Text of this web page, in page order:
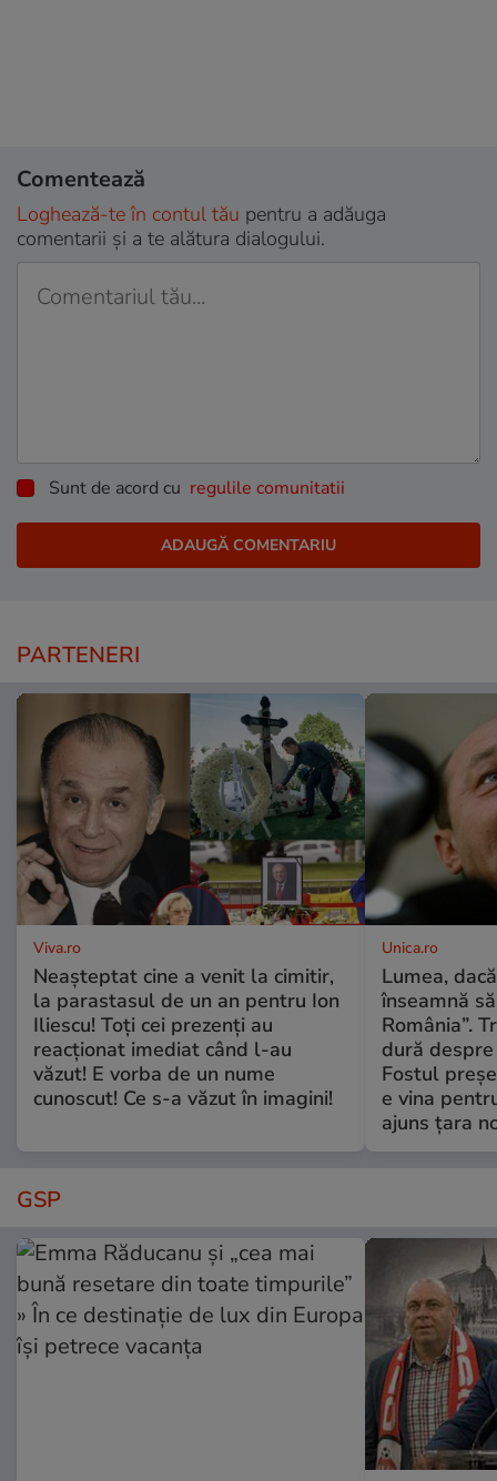
Comentează
Loghează-te în contul tău pentru a adăuga
comentarii și a te alătura dialogului.
Sunt de acord cu regulile comunitatii
PARTENERI
Viva.ro
Neașteptat cine a venit la cimitir,
la parastasul de un an pentru Ion
Iliescu! Toți cei prezenți au
reacționat imediat când l-au
văzut! E vorba de un nume
cunoscut! Ce s-a văzut în imagini!
Unica.ro
Lumea,
înseamnă
România”.
dură
Fostul
e vina
ajuns țara
GSP